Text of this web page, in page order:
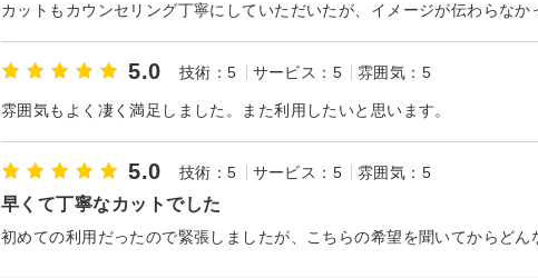
5.0 技術：5 サービス：5 雰囲気：5
雰囲気もよく凄く満足しました。また利用したいと思います。
5.0 技術：5 サービス：5 雰囲気：5
早くて丁寧なカットでした